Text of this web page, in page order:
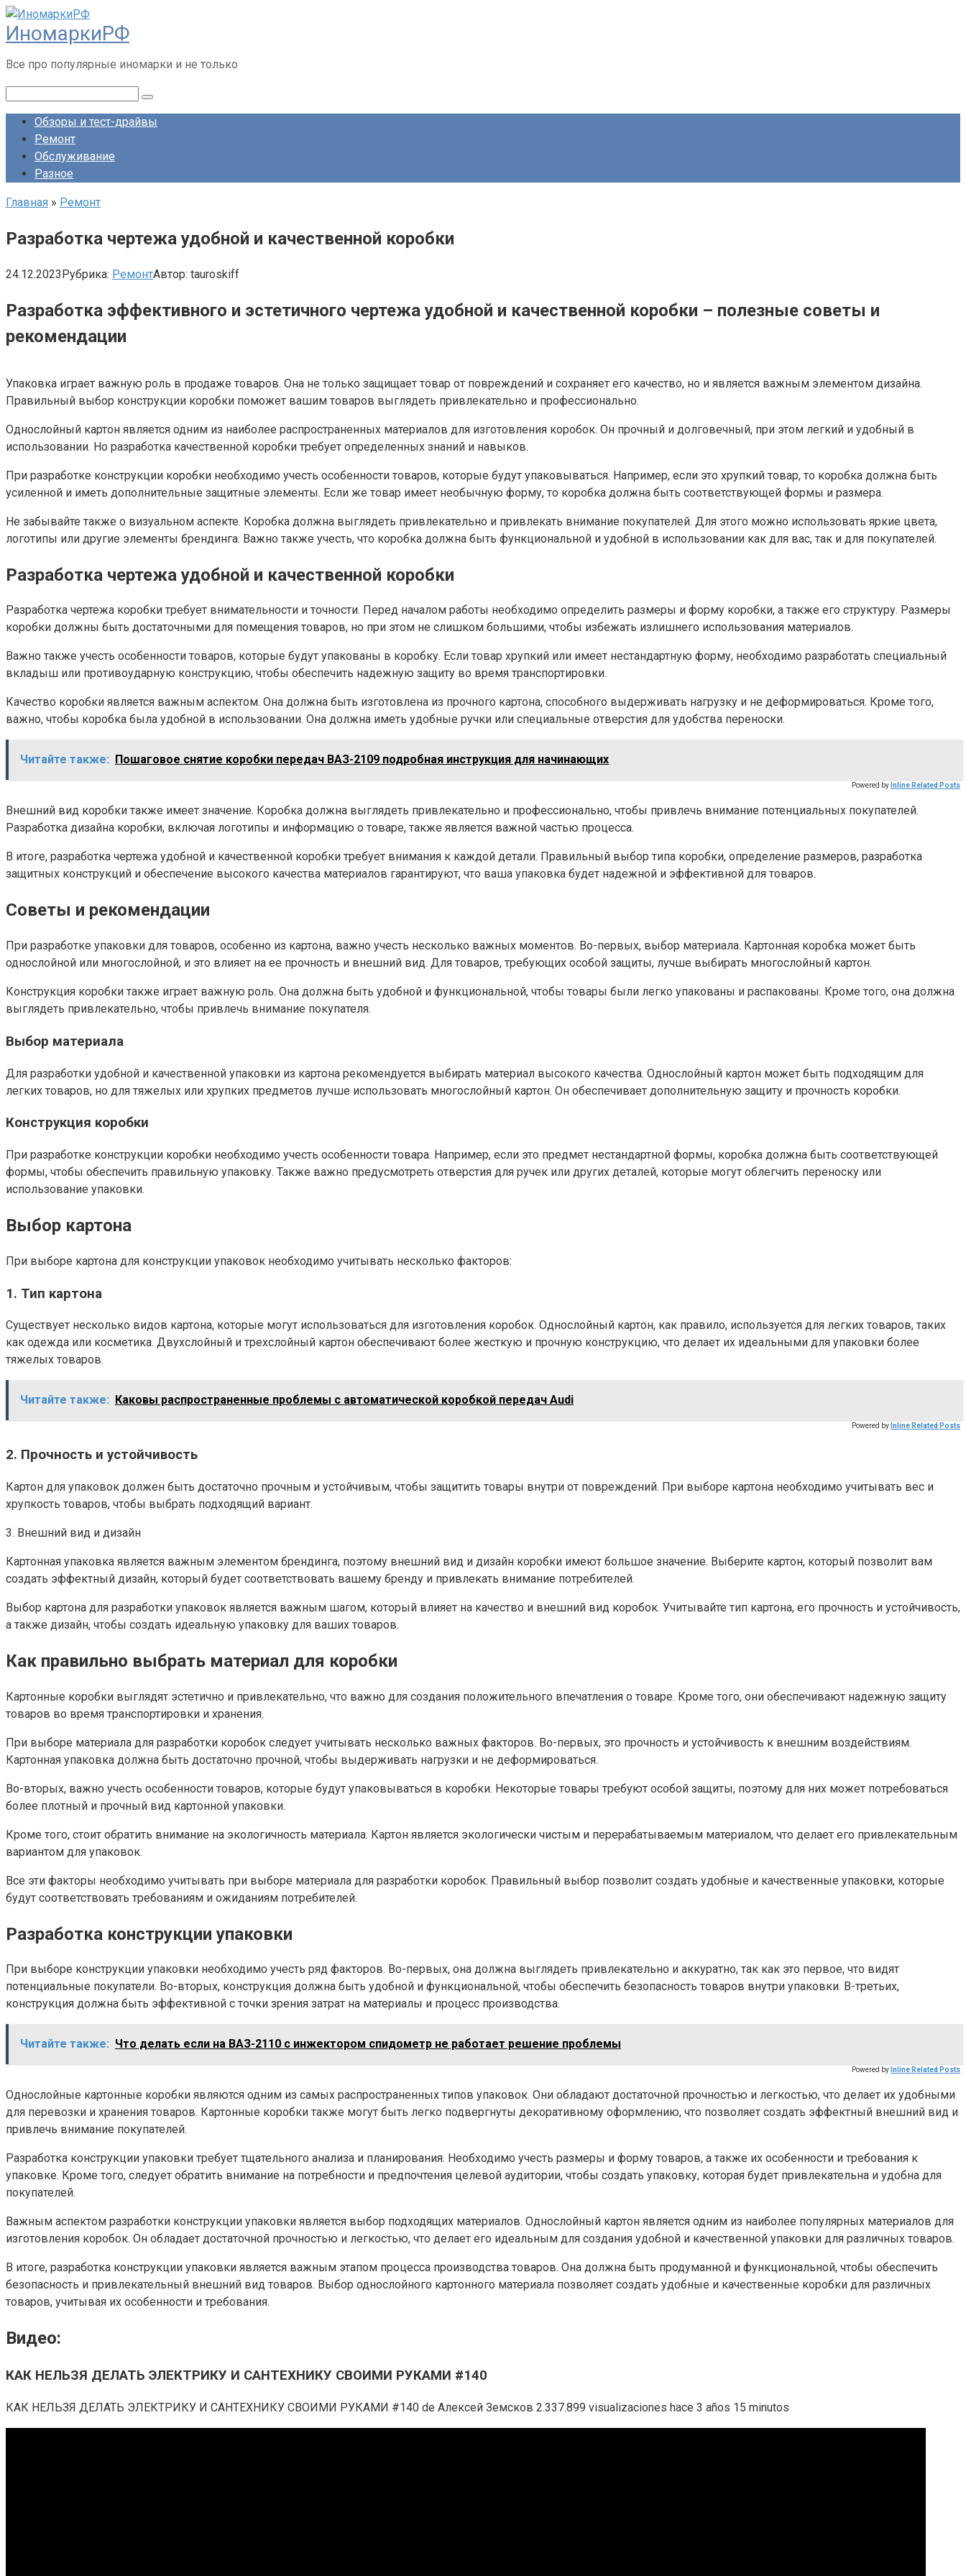
Перейти
к
контенту
ИномаркиРФ
Все про популярные иномарки и не только
Обзоры и тест-драйвы
Ремонт
Обслуживание
Разное
Главная » Ремонт
Разработка чертежа удобной и качественной коробки
24.12.2023Рубрика: РемонтАвтор: tauroskiff
Разработка эффективного и эстетичного чертежа удобной и качественной коробки – полезные советы и
рекомендации
Упаковка играет важную роль в продаже товаров. Она не только защищает товар от повреждений и сохраняет его качество, но и является важным элементом дизайна.
Правильный выбор конструкции коробки поможет вашим товаров выглядеть привлекательно и профессионально.
Однослойный картон является одним из наиболее распространенных материалов для изготовления коробок. Он прочный и долговечный, при этом легкий и удобный в
использовании. Но разработка качественной коробки требует определенных знаний и навыков.
При разработке конструкции коробки необходимо учесть особенности товаров, которые будут упаковываться. Например, если это хрупкий товар, то коробка должна быть
усиленной и иметь дополнительные защитные элементы. Если же товар имеет необычную форму, то коробка должна быть соответствующей формы и размера.
Не забывайте также о визуальном аспекте. Коробка должна выглядеть привлекательно и привлекать внимание покупателей. Для этого можно использовать яркие цвета,
логотипы или другие элементы брендинга. Важно также учесть, что коробка должна быть функциональной и удобной в использовании как для вас, так и для покупателей.
Разработка чертежа удобной и качественной коробки
Разработка чертежа коробки требует внимательности и точности. Перед началом работы необходимо определить размеры и форму коробки, а также его структуру. Размеры
коробки должны быть достаточными для помещения товаров, но при этом не слишком большими, чтобы избежать излишнего использования материалов.
Важно также учесть особенности товаров, которые будут упакованы в коробку. Если товар хрупкий или имеет нестандартную форму, необходимо разработать специальный
вкладыш или противоударную конструкцию, чтобы обеспечить надежную защиту во время транспортировки.
Качество коробки является важным аспектом. Она должна быть изготовлена из прочного картона, способного выдерживать нагрузку и не деформироваться. Кроме того,
важно, чтобы коробка была удобной в использовании. Она должна иметь удобные ручки или специальные отверстия для удобства переноски.
Читайте также: Пошаговое снятие коробки передач ВАЗ-2109 подробная инструкция для начинающих
Powered by Inline Related Posts
Внешний вид коробки также имеет значение. Коробка должна выглядеть привлекательно и профессионально, чтобы привлечь внимание потенциальных покупателей.
Разработка дизайна коробки, включая логотипы и информацию о товаре, также является важной частью процесса.
В итоге, разработка чертежа удобной и качественной коробки требует внимания к каждой детали. Правильный выбор типа коробки, определение размеров, разработка
защитных конструкций и обеспечение высокого качества материалов гарантируют, что ваша упаковка будет надежной и эффективной для товаров.
Советы и рекомендации
При разработке упаковки для товаров, особенно из картона, важно учесть несколько важных моментов. Во-первых, выбор материала. Картонная коробка может быть
однослойной или многослойной, и это влияет на ее прочность и внешний вид. Для товаров, требующих особой защиты, лучше выбирать многослойный картон.
Конструкция коробки также играет важную роль. Она должна быть удобной и функциональной, чтобы товары были легко упакованы и распакованы. Кроме того, она должна
выглядеть привлекательно, чтобы привлечь внимание покупателя.
Выбор материала
Для разработки удобной и качественной упаковки из картона рекомендуется выбирать материал высокого качества. Однослойный картон может быть подходящим для
легких товаров, но для тяжелых или хрупких предметов лучше использовать многослойный картон. Он обеспечивает дополнительную защиту и прочность коробки.
Конструкция коробки
При разработке конструкции коробки необходимо учесть особенности товара. Например, если это предмет нестандартной формы, коробка должна быть соответствующей
формы, чтобы обеспечить правильную упаковку. Также важно предусмотреть отверстия для ручек или других деталей, которые могут облегчить переноску или
использование упаковки.
Выбор картона
При выборе картона для конструкции упаковок необходимо учитывать несколько факторов:
1. Тип картона
Существует несколько видов картона, которые могут использоваться для изготовления коробок. Однослойный картон, как правило, используется для легких товаров, таких
как одежда или косметика. Двухслойный и трехслойный картон обеспечивают более жесткую и прочную конструкцию, что делает их идеальными для упаковки более
тяжелых товаров.
Читайте также: Каковы распространенные проблемы с автоматической коробкой передач Audi
Powered by Inline Related Posts
2. Прочность и устойчивость
Картон для упаковок должен быть достаточно прочным и устойчивым, чтобы защитить товары внутри от повреждений. При выборе картона необходимо учитывать вес и
хрупкость товаров, чтобы выбрать подходящий вариант.
3. Внешний вид и дизайн
Картонная упаковка является важным элементом брендинга, поэтому внешний вид и дизайн коробки имеют большое значение. Выберите картон, который позволит вам
создать эффектный дизайн, который будет соответствовать вашему бренду и привлекать внимание потребителей.
Выбор картона для разработки упаковок является важным шагом, который влияет на качество и внешний вид коробок. Учитывайте тип картона, его прочность и устойчивость,
а также дизайн, чтобы создать идеальную упаковку для ваших товаров.
Как правильно выбрать материал для коробки
Картонные коробки выглядят эстетично и привлекательно, что важно для создания положительного впечатления о товаре. Кроме того, они обеспечивают надежную защиту
товаров во время транспортировки и хранения.
При выборе материала для разработки коробок следует учитывать несколько важных факторов. Во-первых, это прочность и устойчивость к внешним воздействиям.
Картонная упаковка должна быть достаточно прочной, чтобы выдерживать нагрузки и не деформироваться.
Во-вторых, важно учесть особенности товаров, которые будут упаковываться в коробки. Некоторые товары требуют особой защиты, поэтому для них может потребоваться
более плотный и прочный вид картонной упаковки.
Кроме того, стоит обратить внимание на экологичность материала. Картон является экологически чистым и перерабатываемым материалом, что делает его привлекательным
вариантом для упаковок.
Все эти факторы необходимо учитывать при выборе материала для разработки коробок. Правильный выбор позволит создать удобные и качественные упаковки, которые
будут соответствовать требованиям и ожиданиям потребителей.
Разработка конструкции упаковки
При выборе конструкции упаковки необходимо учесть ряд факторов. Во-первых, она должна выглядеть привлекательно и аккуратно, так как это первое, что видят
потенциальные покупатели. Во-вторых, конструкция должна быть удобной и функциональной, чтобы обеспечить безопасность товаров внутри упаковки. В-третьих,
конструкция должна быть эффективной с точки зрения затрат на материалы и процесс производства.
Читайте также: Что делать если на ВАЗ-2110 с инжектором спидометр не работает решение проблемы
Powered by Inline Related Posts
Однослойные картонные коробки являются одним из самых распространенных типов упаковок. Они обладают достаточной прочностью и легкостью, что делает их удобными
для перевозки и хранения товаров. Картонные коробки также могут быть легко подвергнуты декоративному оформлению, что позволяет создать эффектный внешний вид и
привлечь внимание покупателей.
Разработка конструкции упаковки требует тщательного анализа и планирования. Необходимо учесть размеры и форму товаров, а также их особенности и требования к
упаковке. Кроме того, следует обратить внимание на потребности и предпочтения целевой аудитории, чтобы создать упаковку, которая будет привлекательна и удобна для
покупателей.
Важным аспектом разработки конструкции упаковки является выбор подходящих материалов. Однослойный картон является одним из наиболее популярных материалов для
изготовления коробок. Он обладает достаточной прочностью и легкостью, что делает его идеальным для создания удобной и качественной упаковки для различных товаров.
В итоге, разработка конструкции упаковки является важным этапом процесса производства товаров. Она должна быть продуманной и функциональной, чтобы обеспечить
безопасность и привлекательный внешний вид товаров. Выбор однослойного картонного материала позволяет создать удобные и качественные коробки для различных
товаров, учитывая их особенности и требования.
Видео:
КАК НЕЛЬЗЯ ДЕЛАТЬ ЭЛЕКТРИКУ И САНТЕХНИКУ СВОИМИ РУКАМИ #140
КАК НЕЛЬЗЯ ДЕЛАТЬ ЭЛЕКТРИКУ И САНТЕХНИКУ СВОИМИ РУКАМИ #140 de Алексей Земсков 2.337.899 visualizaciones hace 3 años 15 minutos